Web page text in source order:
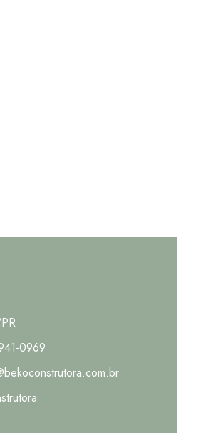
0969